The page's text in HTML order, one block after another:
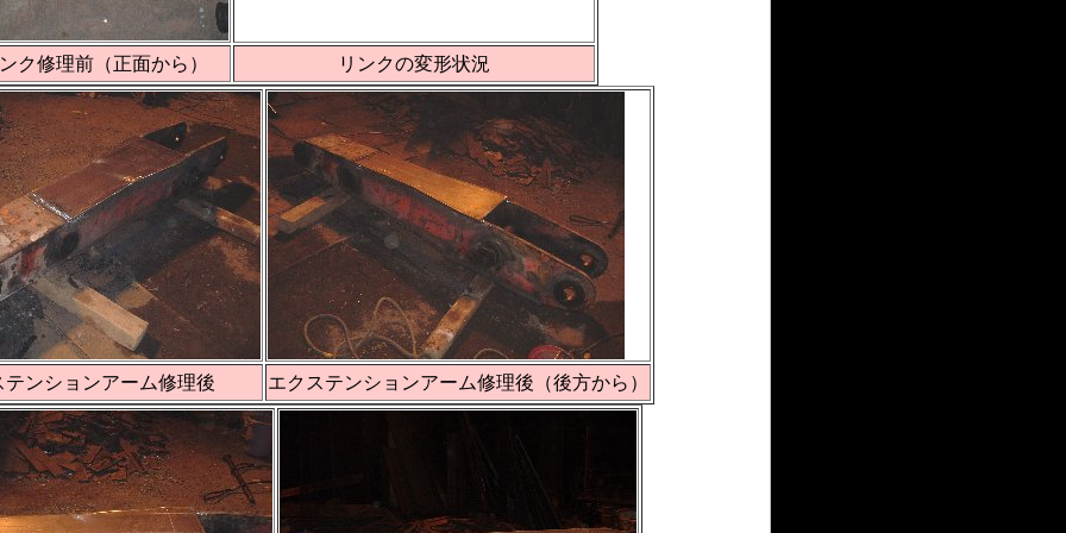
ク修理前（正面から） リンクの変形状況
テンションアーム修理後 エクステンションアーム修理後（後方から）